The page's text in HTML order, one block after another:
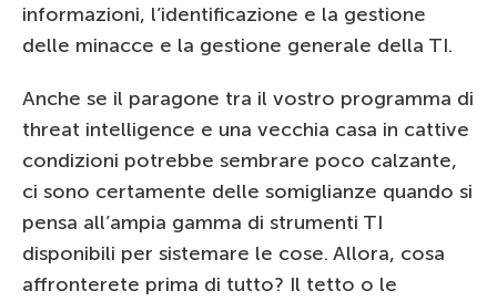
informazioni, l’identificazione e la gestione
delle minacce e la gestione generale della TI.
Anche se il paragone tra il vostro programma di
threat intelligence e una vecchia casa in cattive
condizioni potrebbe sembrare poco calzante,
ci sono certamente delle somiglianze quando si
pensa all’ampia gamma di strumenti TI
disponibili per sistemare le cose. Allora, cosa
affronterete prima di tutto? Il tetto o le